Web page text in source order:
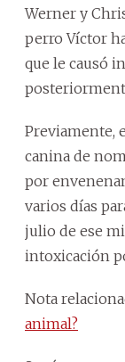
Werner y
perro Víctor
que le causó
Previamente,
canina de
por
varios días
julio de ese
intoxicación
Nota
animal?